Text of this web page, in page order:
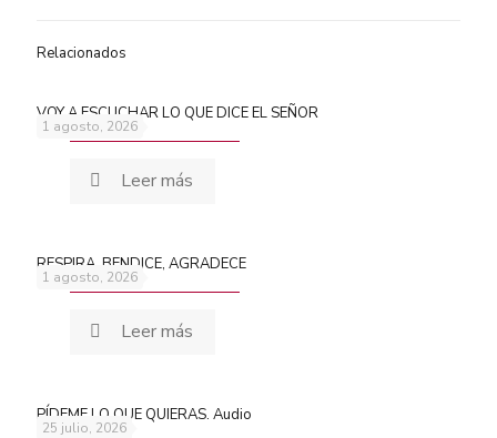
Relacionados
1 agosto, 2026
VOY A ESCUCHAR LO QUE DICE EL SEÑOR
Leer más
1 agosto, 2026
RESPIRA, BENDICE, AGRADECE
Leer más
25 julio, 2026
PÍDEME LO QUE QUIERAS. Audio